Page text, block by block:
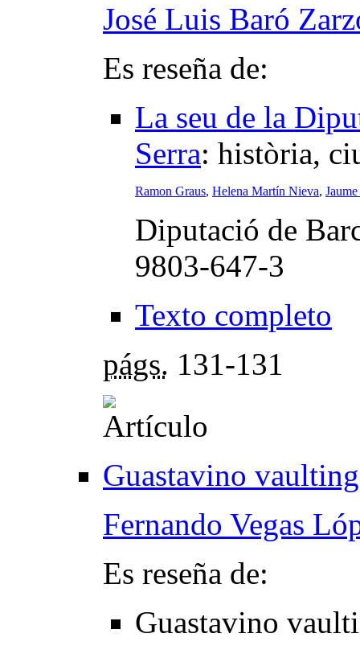
José Luis Baró
Es reseña de:
La seu de la
Serra: història,
Ramon Graus, Helena Martín Nieva,
Diputació de
9803-647-3
Texto completo
págs. 131-131
Guastavino
Fernando Vegas
Es reseña de:
Guastavino